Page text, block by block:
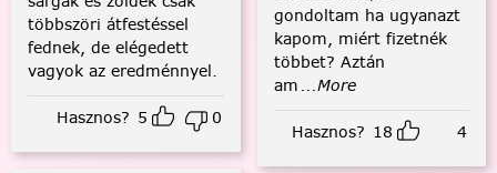
többszöri átfestéssel
fednek, de elégedett
vagyok az eredménnyel.
Hasznos? 5 0
gondoltam ha ugyanazt
kapom, miért fizetnék
többet? Aztán
am ...More
Hasznos? 18 4